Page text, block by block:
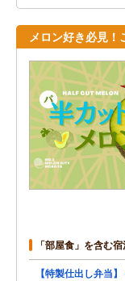
メロン好き必見
「部屋食」を含む
【特製仕出し弁当